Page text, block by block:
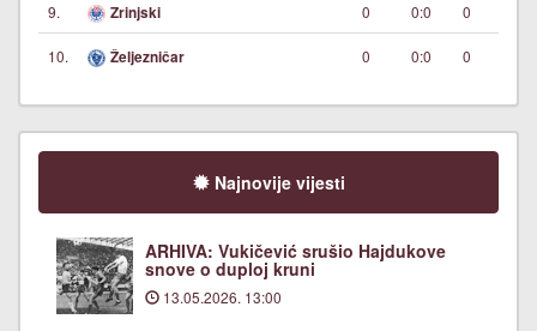
9. Zrinjski 0 0:0 0
10. Željezničar 0 0:0 0
Najnovije vijesti
ARHIVA: Vukičević srušio Hajdukove
snove o duploj kruni
13.05.2026. 13:00